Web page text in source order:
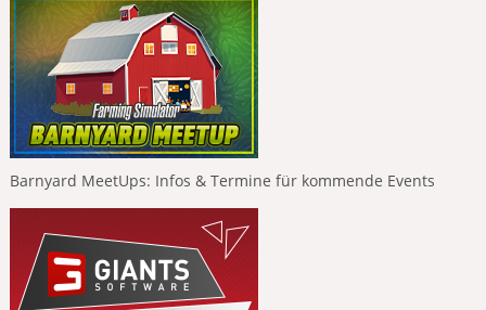
Barnyard MeetUps: Infos & Termine für kommende Events